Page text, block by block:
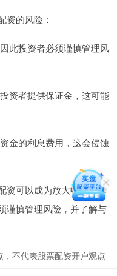
资的风险：
此投资者必须谨慎管理风
资者提供保证金，这可能
金的利息费用，这会侵蚀
资可以成为放大收益和降
谨慎管理风险，并了解与
不代表股票配资开户观点